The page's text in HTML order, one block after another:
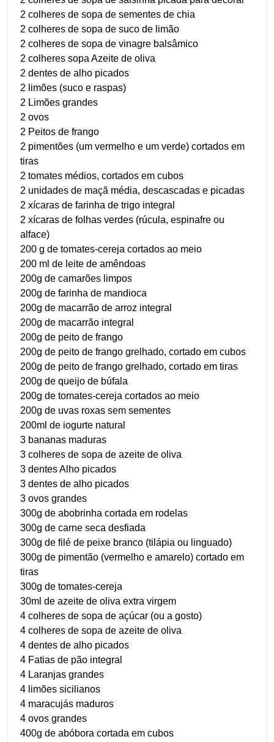
2 colheres de sopa de sementes de chia
2 colheres de sopa de suco de limão
2 colheres de sopa de vinagre balsâmico
2 colheres sopa Azeite de oliva
2 dentes de alho picados
2 limões (suco e raspas)
2 Limões grandes
2 ovos
2 Peitos de frango
2 pimentões (um vermelho e um verde) cortados em
tiras
2 tomates médios, cortados em cubos
2 unidades de maçã média, descascadas e picadas
2 xícaras de farinha de trigo integral
2 xícaras de folhas verdes (rúcula, espinafre ou
alface)
200 g de tomates-cereja cortados ao meio
200 ml de leite de amêndoas
200g de camarões limpos
200g de farinha de mandioca
200g de macarrão de arroz integral
200g de macarrão integral
200g de peito de frango
200g de peito de frango grelhado, cortado em cubos
200g de peito de frango grelhado, cortado em tiras
200g de queijo de búfala
200g de tomates-cereja cortados ao meio
200g de uvas roxas sem sementes
200ml de iogurte natural
3 bananas maduras
3 colheres de sopa de azeite de oliva
3 dentes Alho picados
3 dentes de alho picados
3 ovos grandes
300g de abobrinha cortada em rodelas
300g de carne seca desfiada
300g de filé de peixe branco (tilápia ou linguado)
300g de pimentão (vermelho e amarelo) cortado em
tiras
300g de tomates-cereja
30ml de azeite de oliva extra virgem
4 colheres de sopa de açúcar (ou a gosto)
4 colheres de sopa de azeite de oliva
4 dentes de alho picados
4 Fatias de pão integral
4 Laranjas grandes
4 limões sicilianos
4 maracujás maduros
4 ovos grandes
400g de abóbora cortada em cubos